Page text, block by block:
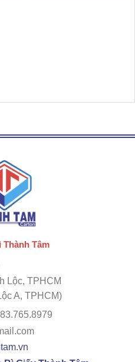
Thành Tâm
Lộc, TPHCM
A, TPHCM)